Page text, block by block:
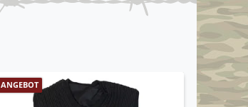
ANGEBOT